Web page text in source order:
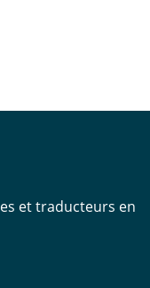
et traducteurs en